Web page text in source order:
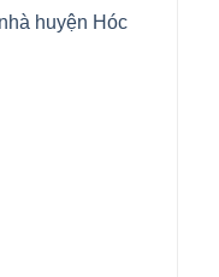
huyện Hóc